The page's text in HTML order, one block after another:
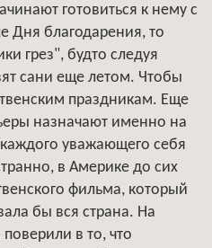
готовиться к нему с
Дня благодарения, то
грез", будто следуя
сани еще летом. Чтобы
праздникам. Еще
назначают именно на
уважающего себя
в Америке до сих
фильма, который
бы вся страна. На
в то, что